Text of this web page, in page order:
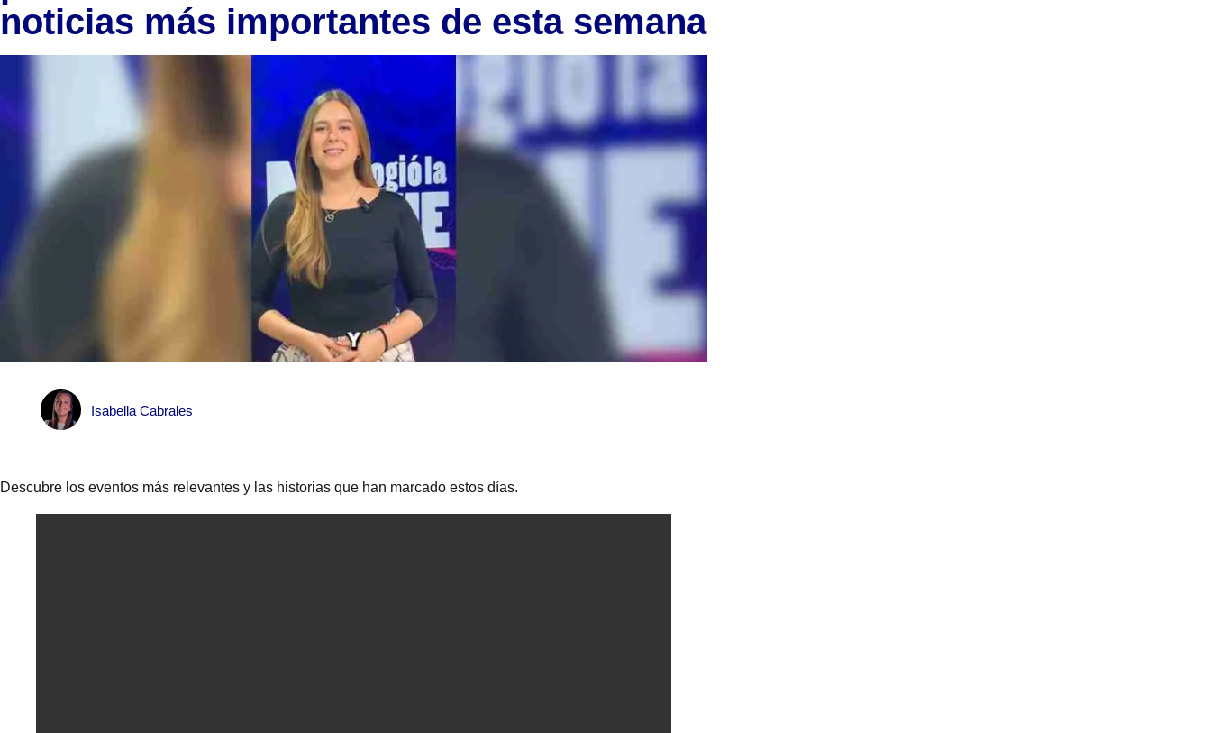
noticias más importantes de esta semana
Isabella Cabrales
Descubre los eventos más relevantes y las historias que han marcado estos días.